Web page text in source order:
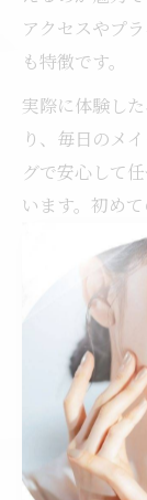
アクセスやプ
も特徴です。
実際に体験し
り、毎日のメ
グで安心して
います。初め
ング内容を確
成功のポイン
眉毛の
方